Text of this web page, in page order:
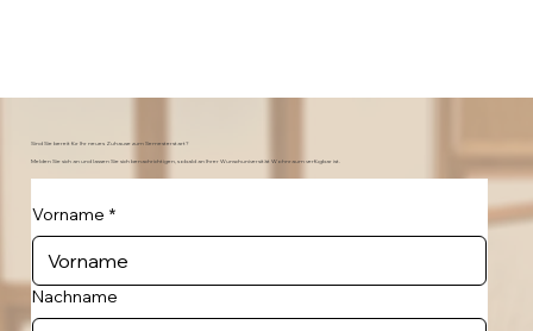
Sind Sie bereit für Ihr neues Zuhause zum Semesterstart?
Melden Sie sich an und lassen Sie sich benachrichtigen, sobald an Ihrer Wunschuniversität Wohnraum verfügbar ist.
Vorname *
Nachname